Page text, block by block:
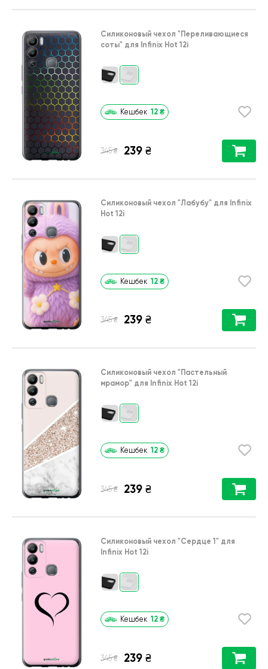
Силиконовый чехол "Переливающиеся
соты" для Infinix Hot 12i
Кешбек 12 ₴
345 ₴ 239 ₴
Силиконовый чехол "Лабубу" для Infinix
Hot 12i
Кешбек 12 ₴
345 ₴ 239 ₴
Силиконовый чехол "Пастельный
мрамор" для Infinix Hot 12i
Кешбек 12 ₴
345 ₴ 239 ₴
Силиконовый чехол "Сердце 1" для
Infinix Hot 12i
Кешбек 12 ₴
345 ₴ 239 ₴